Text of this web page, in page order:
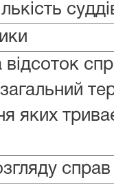
відсоток
яких
справ